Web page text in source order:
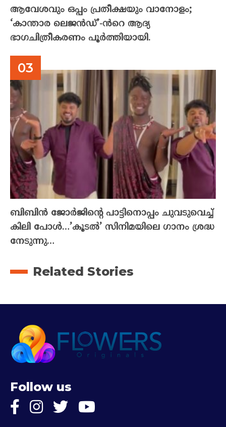
ആവേശവും ഒപ്പം പ്രതീക്ഷയും വാനോളം;
‘കാന്താര ലെജൻഡ്’-ൻറെ ആദ്യ
ഭാഗചിത്രീകരണം പൂർത്തിയായി.
ബിബിൻ ജോർജിന്റെ പാട്ടിനൊപ്പം ചുവടുവെച്ച്
കിലി പോൾ…’കൂടൽ’ സിനിമയിലെ ഗാനം ശ്രദ്ധ
നേടുന്നു…
Related Stories
Follow us